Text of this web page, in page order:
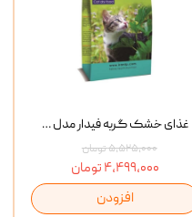
غذای خشک گربه فیدار مدل Adult وزن 10 کیلوگرم
۵,۵۲۵,۰۰۰ تومان
۴,۴۹۹,۰۰۰ تومان
افزودن